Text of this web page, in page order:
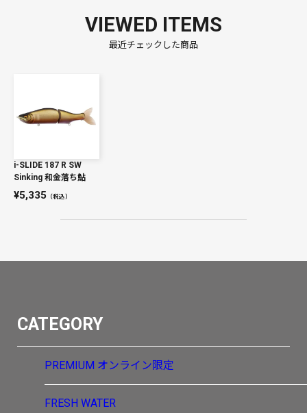
VIEWED ITEMS
最近チェックした商品
i-SLIDE 187 R SW
Sinking 和金落ち鮎
5,335 （税込）
CATEGORY
PREMIUM オンライン限定
FRESH WATER